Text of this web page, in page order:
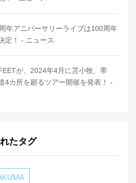
年アニバーサリーライブは100周年
定！ - ニュース
が、2024年4月に苫小牧、帯
4カ所を廻るツアー開催を発表！ -
たタグ